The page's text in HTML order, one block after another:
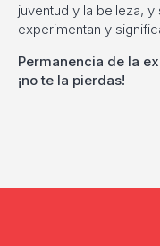
juventud y la belleza,
experimentan y
Permanencia de la
¡no te la pierdas!